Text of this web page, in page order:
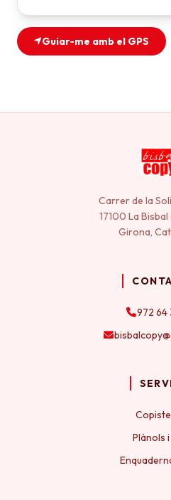
Guiar-me amb el GPS
Carrer de la
17100 La
Girona,
972 64
Plànols